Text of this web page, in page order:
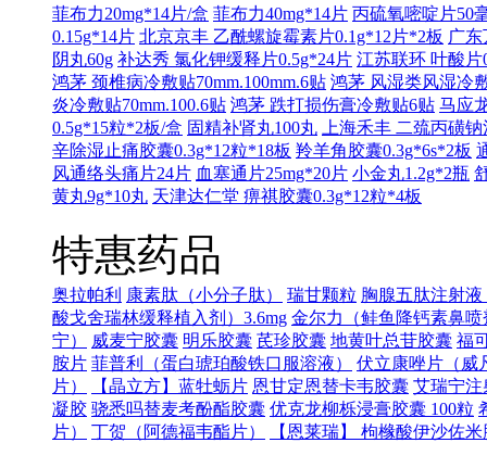
菲布力20mg*14片/盒 菲布力40mg*14片 丙硫氧嘧啶片50
0.15g*14片 北京京丰 乙酰螺旋霉素片0.1g*12片*2板 广
阴丸60g 补达秀 氯化钾缓释片0.5g*24片 江苏联环 叶酸片
鸿茅 颈椎病冷敷贴70mm.100mm.6贴 鸿茅 风湿类风湿冷
炎冷敷贴70mm.100.6贴 鸿茅 跌打损伤膏冷敷贴6贴 马应
0.5g*15粒*2板/盒 固精补肾丸100丸
上海禾丰 二巯丙磺
辛除湿止痛胶囊0.3g*12粒*18板 羚羊角胶囊0.3g*6s*2板
风通络头痛片24片 血塞通片25mg*20片 小金丸1.2g*2瓶
黄丸9g*10丸 天津达仁堂 痹祺胶囊0.3g*12粒*4板
特惠药品
奥拉帕利 康素肽（小分子肽） 瑞甘颗粒 胸腺五肽注射液
酸戈舍瑞林缓释植入剂）3.6mg 金尔力（鲑鱼降钙素鼻喷
宁）
威麦宁胶囊 明乐胶囊 芪珍胶囊 地黄叶总苷胶囊 福
胺片 菲普利（蛋白琥珀酸铁口服溶液）
伏立康唑片（威
片）
【晶立方】蓝牡蛎片 恩甘定恩替卡韦胶囊 艾瑞宁注
凝胶 骁悉吗替麦考酚酯胶囊 优克龙柳栎浸膏胶囊 100粒
片）
丁贺（阿德福韦酯片） 【恩莱瑞】 枸橼酸伊沙佐米